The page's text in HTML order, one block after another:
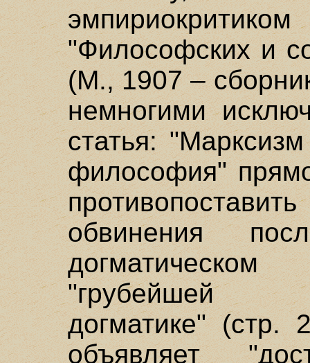
"Философских и
(М., 1907 –
немногими
статья:
философия"
обвинения
"грубейшей
догматике"
объявляет